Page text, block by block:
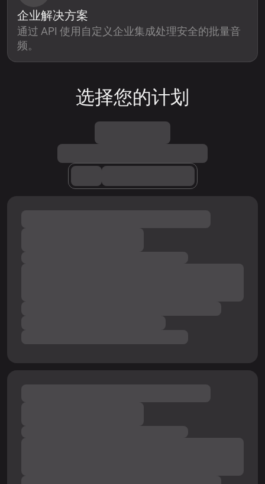
企业解决方案
通过 API 使用自定义企业集成处理安全的批量音
频。
选择您的计划